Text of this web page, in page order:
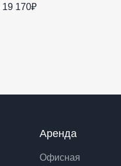
19 170₽
Аренда
Офисная